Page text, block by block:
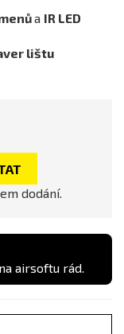
a IR LED
lištu
dodání.
airsoftu rád.